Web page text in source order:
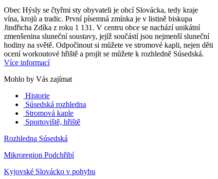
Obec Hýsly se čtyřmi sty obyvateli je obcí Slovácka, tedy kraje
vína, krojů a tradic. První písemná zmínka je v listině biskupa
Jindřicha Zdíka z roku 1 131. V centru obce se nachází unikátní
zmenšenina sluneční soustavy, jejíž součástí jsou nejmenší sluneční
hodiny na světě. Odpočinout si můžete ve stromové kapli, nejen děti
ocení workoutové hřiště a projít se můžete k rozhledně Súsedská.
Více informací
Mohlo by Vás zajímat
Historie
Súsedská rozhledna
Stromová kaple
Sportoviště, hřiště
Rozhledna Súsedská
Mikroregion Podchřibí
Kyjovské Slovácko v pohybu